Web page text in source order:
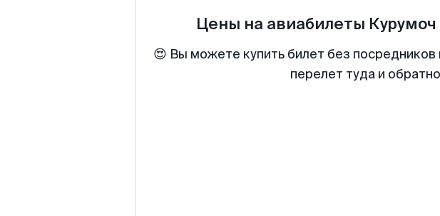
Цены на авиабилеты Курумоч
😍 Вы можете купить билет без
перелет туда и